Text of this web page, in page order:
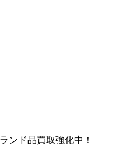
ンド品買取強化中！